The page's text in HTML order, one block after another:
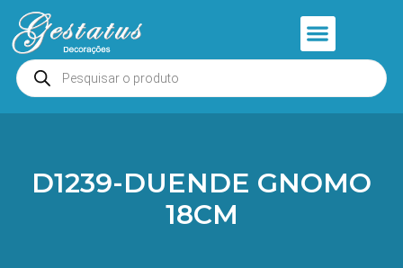
D1239-DUENDE GNOMO
18CM